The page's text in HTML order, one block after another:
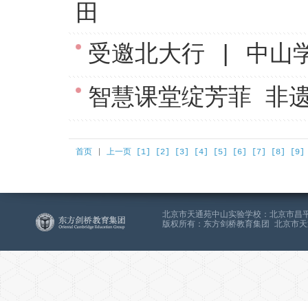
田
受邀北大行 | 中山
智慧课堂绽芳菲 非
首页 上一页 [1] [2] [3] [4] [5] [6] [7] [8] [9]
北京市天通苑中山实验学校：北京市
版权所有：东方剑桥教育集团 北京市